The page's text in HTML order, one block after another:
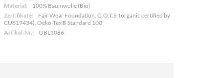
Material:
100% Baumwolle (Bio)
Zertifikate:
Fair Wear Foundation, G.O.T.S. (organic certified by
CU819434), Oeko-Tex® Standard 100
Artikel-Nr.:
OBL1086